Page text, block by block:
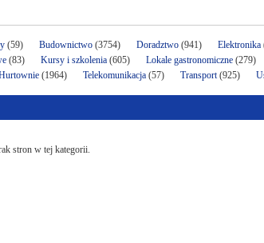
(59) Budownictwo (3754) Doradztwo (941) Elektronika
(83) Kursy i szkolenia (605) Lokale gastronomiczne (279)
(1964) Telekomunikacja (57) Transport(925)
stron w tej kategorii.